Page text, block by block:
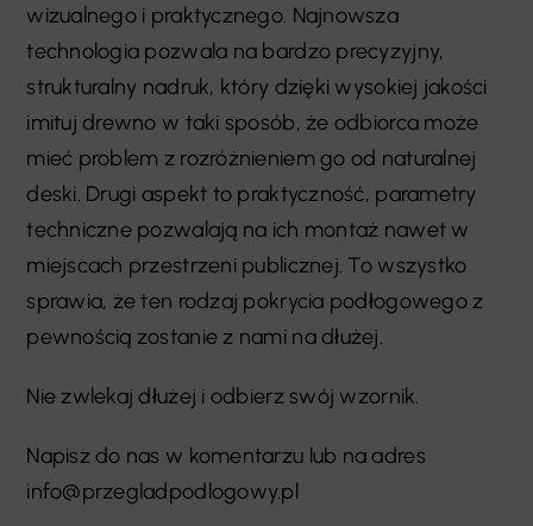
wizualnego i praktycznego. Najnowsza
technologia pozwala na bardzo precyzyjny,
strukturalny nadruk, który dzięki wysokiej jakości
imituj drewno w taki sposób, że odbiorca może
mieć problem z rozróżnieniem go od naturalnej
deski. Drugi aspekt to praktyczność, parametry
techniczne pozwalają na ich montaż nawet w
miejscach przestrzeni publicznej. To wszystko
sprawia, że ten rodzaj pokrycia podłogowego z
pewnością zostanie z nami na dłużej.
Nie zwlekaj dłużej i odbierz swój wzornik.
Napisz do nas w komentarzu lub na adres
info@przegladpodlogowy.pl